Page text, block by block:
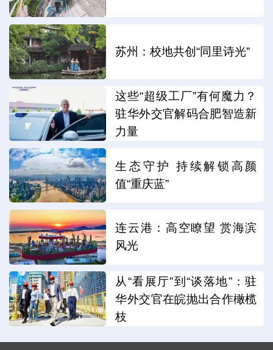
苏州：校地共创“同里诗光”
这些“超级工厂”有何魔力？
驻华外交官解码合肥智造新
力量
生态守护 持续解锁高颜
值“重庆蓝”
连云港：高空瞭望 赏海滨
风光
从“看展厅”到“谈落地”：驻
华外交官在皖抛出合作橄榄
枝